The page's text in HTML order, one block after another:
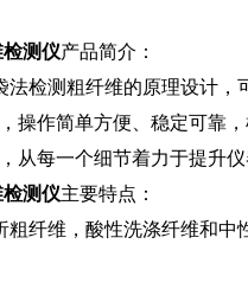
测仪产品简介：
检测粗纤维的原理设计
操作简单方便、稳定可靠
从每一个细节着力于提升
测仪主要特点：
纤维，酸性洗涤纤维和中